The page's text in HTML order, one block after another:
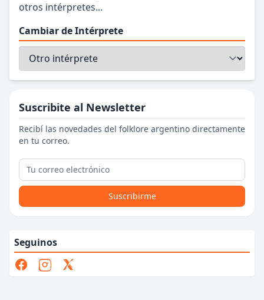
otros intérpretes...
Cambiar de Intérprete
Suscribite al Newsletter
Recibí las novedades del folklore argentino directamente
en tu correo.
Suscribirme
Seguinos